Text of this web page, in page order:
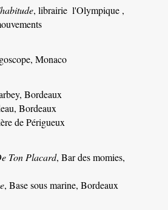
, librairie  l'Olympique ,
Monaco
Bordeaux
Bordeaux
de Périgueux
Ton Placard, Bar des momies,
, Base sous marine, Bordeaux